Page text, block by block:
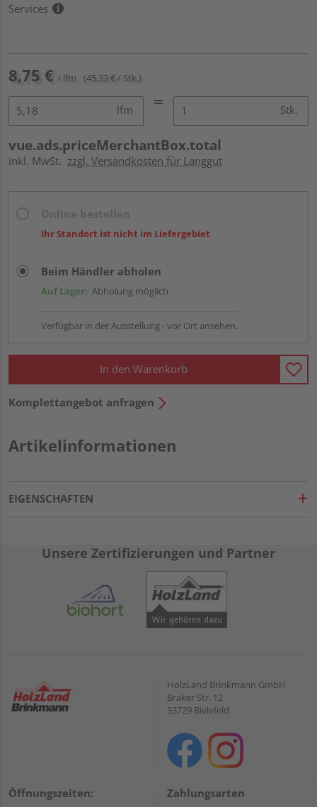
Services
8,75 € / lfm (45,33 € / Stk.)
lfm Stk.
vue.ads.priceMerchantBox.total
inkl. MwSt. zzgl. Versandkosten für Langgut
Ihr Standort ist nicht im Liefergebiet
Beim Händler abholen
Auf Lager: Abholung möglich
Verfügbar in der Ausstellung - vor Ort ansehen.
In den Warenkorb
Komplettangebot anfragen
Artikelinformationen
EIGENSCHAFTEN
Unsere Zertifizierungen und Partner
HolzLand Brinkmann GmbH
Braker Str. 12
33729 Bielefeld
Öffnungszeiten: Zahlungsarten